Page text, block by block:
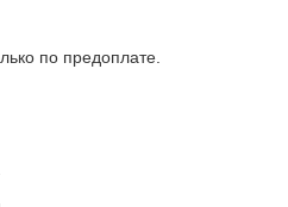
по предоплате.